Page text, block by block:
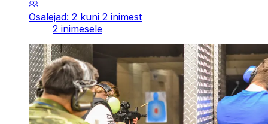
Osalejad: 2 kuni 2 inimest
2 inimesele